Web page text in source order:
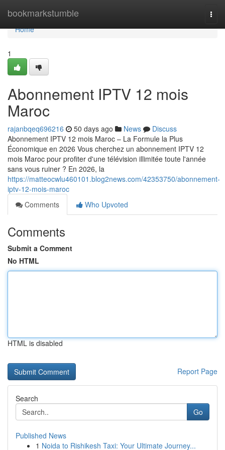
bookmarkstumble
Home
Home
1
Abonnement IPTV 12 mois
Maroc
rajanbqeq696216 50 days ago News
Discuss
Abonnement IPTV 12 mois Maroc – La Formule la Plus
Économique en 2026 Vous cherchez un abonnement IPTV 12
mois Maroc pour profiter d'une télévision illimitée toute l'année
sans vous ruiner ? En 2026, la
https://matteocwlu460101.blog2news.com/42353750/abonnement-
iptv-12-mois-maroc
Comments
Who Upvoted
Comments
Submit a Comment
No HTML
HTML is disabled
Report Page
Search
Go
Published News
1 Noida to Rishikesh Taxi: Your Ultimate Journey...